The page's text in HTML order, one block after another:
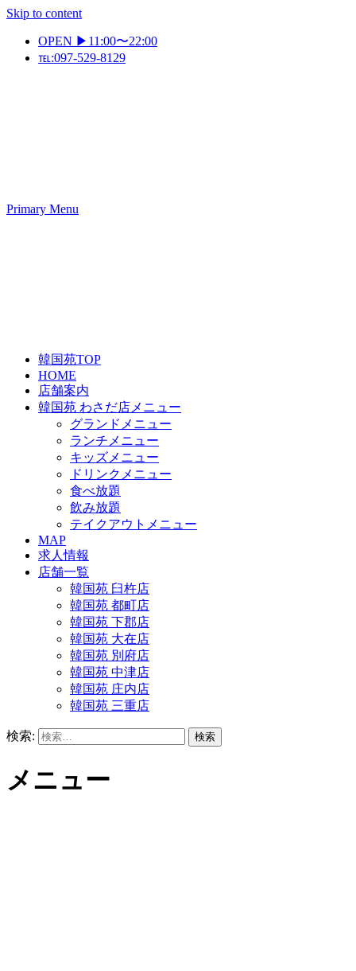
Skip to content
OPEN ▶11:00〜22:00
℡:097-529-8129
Primary Menu
韓国苑TOP
HOME
店舗案内
韓国苑 わさだ店メニュー
グランドメニュー
ランチメニュー
キッズメニュー
ドリンクメニュー
食べ放題
飲み放題
テイクアウトメニュー
MAP
求人情報
店舗一覧
韓国苑 臼杵店
韓国苑 都町店
韓国苑 下郡店
韓国苑 大在店
韓国苑 別府店
韓国苑 中津店
韓国苑 庄内店
韓国苑 三重店
検索:
メニュー